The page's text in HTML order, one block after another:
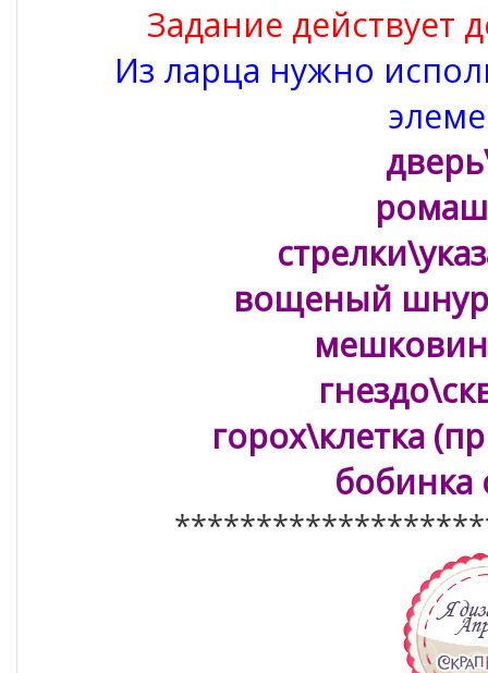
Задание действует
Из ларца нужно
вощеный
горох\клетка
бобинка